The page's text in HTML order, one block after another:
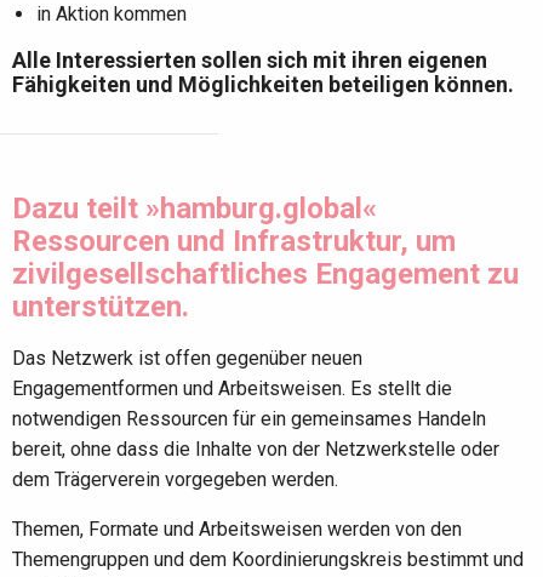
in Aktion kommen
Alle Interessierten sollen sich mit ihren eigenen
Fähigkeiten und Möglichkeiten beteiligen können.
Dazu teilt »hamburg.global«
Ressourcen und Infrastruktur, um
zivilgesellschaftliches Engagement zu
unterstützen.
Das Netzwerk ist offen gegenüber neuen
Engagementformen und Arbeitsweisen. Es stellt die
notwendigen Ressourcen für ein gemeinsames Handeln
bereit, ohne dass die Inhalte von der Netzwerkstelle oder
dem Trägerverein vorgegeben werden.
Themen, Formate und Arbeitsweisen werden von den
Themengruppen und dem Koordinierungskreis bestimmt und